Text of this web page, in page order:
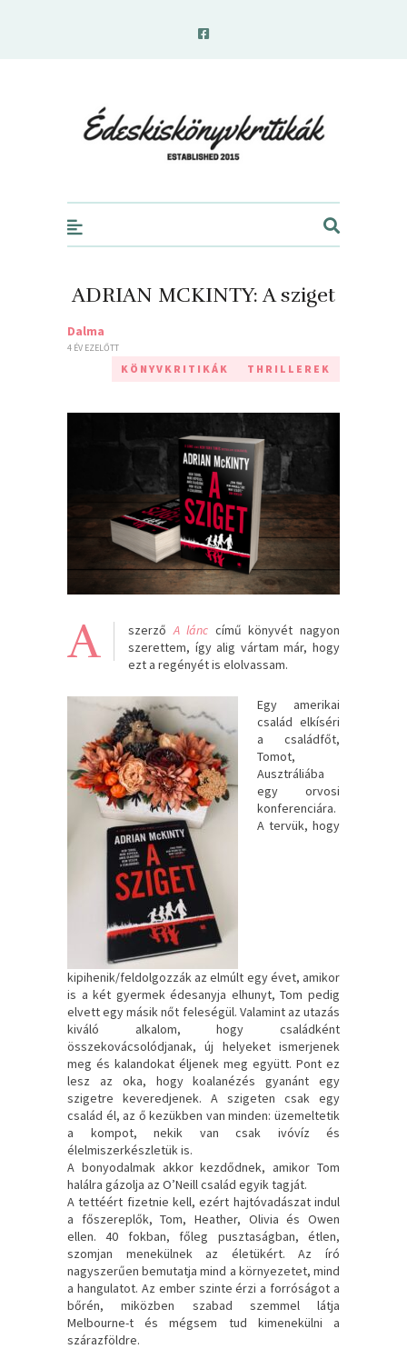
ADRIAN MCKINTY: A ​sziget
Dalma
4 ÉV EZELŐTT
KÖNYVKRITIKÁK THRILLEREK
A szerzőA lánc című könyvét nagyon
szerettem, így alig vártam már, hogy
ezt a regényét is elolvassam.
Egy amerikai
család elkíséri
a családfőt,
Tomot,
Ausztráliába
egy orvosi
konferenciára.
A tervük, hogy
kipihenik/feldolgozzák az elmúlt egy évet, amikor
is a két gyermek édesanyja elhunyt, Tom pedig
elvett egy másik nőt feleségül. Valamint az utazás
kiváló alkalom, hogy családként
összekovácsolódjanak, új helyeket ismerjenek
meg és kalandokat éljenek meg együtt. Pont ez
lesz az oka, hogy koalanézés gyanánt egy
szigetre keveredjenek. A szigeten csak egy
család él, az ő kezükben van minden: üzemeltetik
a kompot, nekik van csak ivóvíz és
élelmiszerkészletük is.
A bonyodalmak akkor kezdődnek, amikor Tom
halálra gázolja az O’Neill család egyik tagját.
A tettéért fizetnie kell, ezért hajtóvadászat indul
a főszereplők, Tom, Heather, Olivia és Owen
ellen. 40 fokban, főleg pusztaságban, étlen,
szomjan menekülnek az életükért. Az író
nagyszerűen bemutatja mind a környezetet, mind
a hangulatot. Az ember szinte érzi a forróságot a
bőrén, miközben szabad szemmel látja
Melbourne-t és mégsem tud kimenekülni a
szárazföldre.